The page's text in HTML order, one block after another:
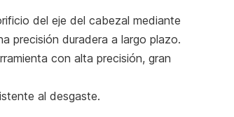
del eje del cabezal mediante
precisión duradera a largo plazo.
con alta precisión, gran
al desgaste.